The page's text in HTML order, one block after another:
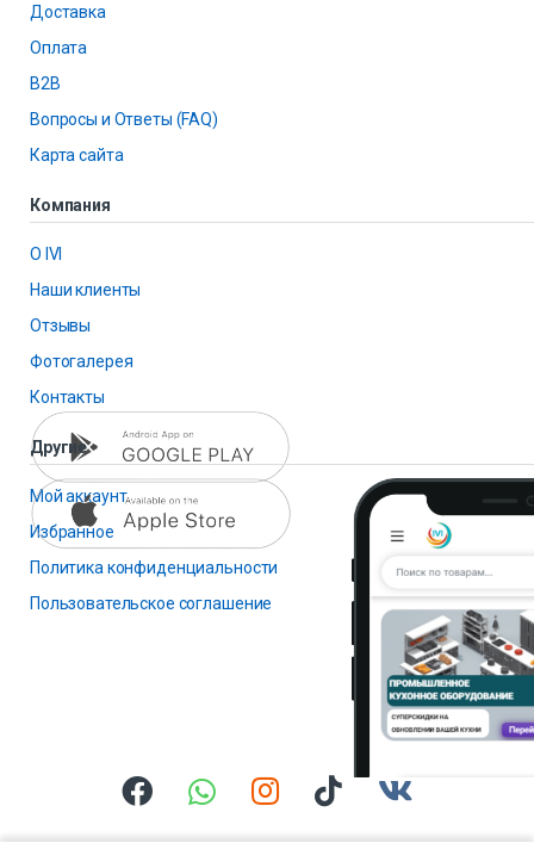
Доставка
Оплата
B2B
Вопросы и Ответы (FAQ)
Карта сайта
Компания
О IVI
Наши клиенты
Отзывы
Фотогалерея
Контакты
Другие
Мой аккаунт
Избранное
Политика конфиденциальности
Пользовательское соглашение